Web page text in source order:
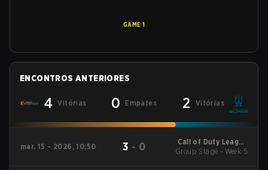
GAME 1
ENCONTROS ANTERIORES
4 Vitórias 0 Empates 2 Vitórias
mar. 15 - 2026, 10:50 3 - 0
Call of Duty League
2026 Regular Season
Group Stage - Week 5